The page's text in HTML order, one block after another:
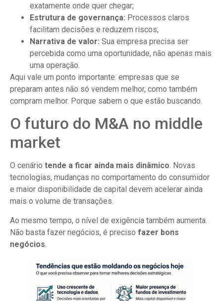
exatamente onde quer chegar;
Estrutura de governança: Processos claros
facilitam decisões e reduzem riscos;
Narrativa de valor: Sua empresa precisa ser
percebida como uma oportunidade, não apenas mais
uma operação.
Aqui vale um ponto importante: empresas que se
preparam antes não só vendem melhor, como também
compram melhor. Porque sabem o que estão buscando.
O futuro do M&A no middle
market
O cenário tende a ficar ainda mais dinâmico. Novas
tecnologias, mudanças no comportamento do consumidor
e maior disponibilidade de capital devem acelerar ainda
mais o volume de transações.
Ao mesmo tempo, o nível de exigência também aumenta.
Não basta fazer negócios, é preciso fazer bons
negócios